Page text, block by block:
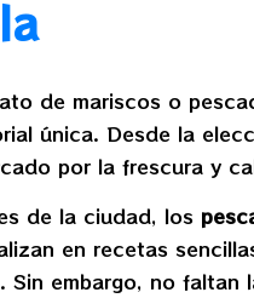
de mariscos o
única. Desde la
por la frescura y
de la ciudad, los
en recetas
Sin embargo, no